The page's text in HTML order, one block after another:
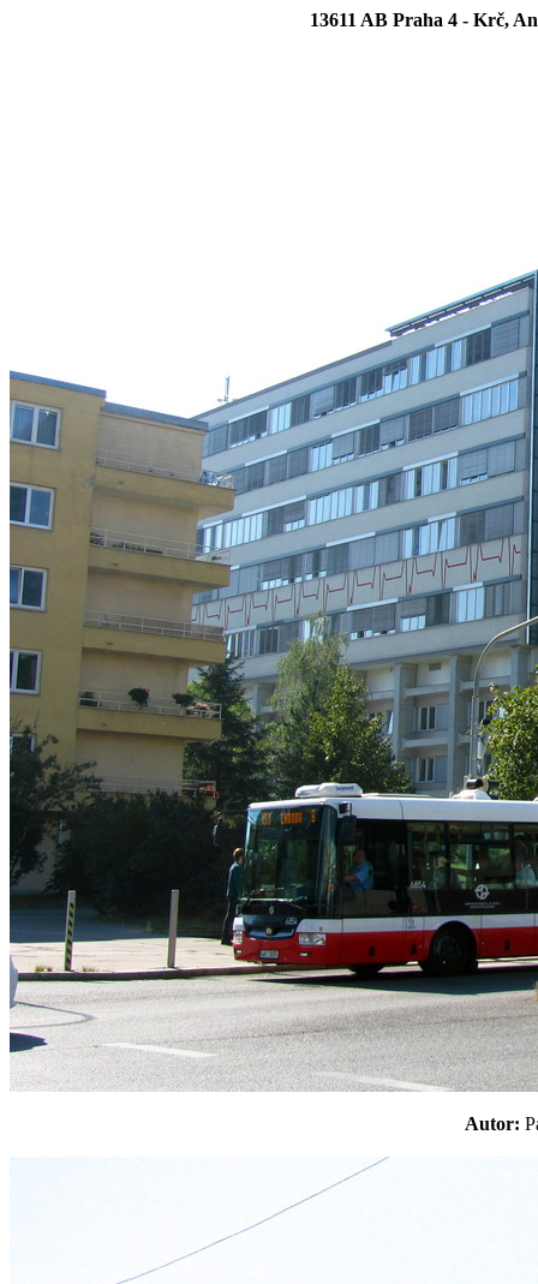
13611 AB Praha 4 - Krč,
Autor: